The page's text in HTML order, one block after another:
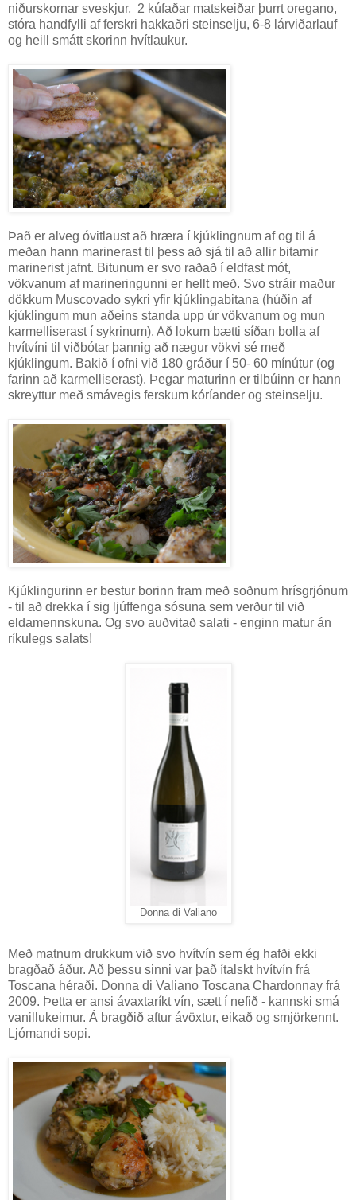
niðurskornar sveskjur, 2 kúfaðar matskeiðar þurrt oregano,
stóra handfylli af ferskri hakkaðri steinselju, 6-8 lárviðarlauf
og heill smátt skorinn hvítlaukur.
Það er alveg óvitlaust að hræra í kjúklingnum af og til á
meðan hann marinerast til þess að sjá til að allir bitarnir
marinerist jafnt. Bitunum er svo raðað í eldfast mót,
vökvanum af marineringunni er hellt með. Svo stráir maður
dökkum Muscovado sykri yfir kjúklingabitana (húðin af
kjúklingum mun aðeins standa upp úr vökvanum og mun
karmelliserast í sykrinum). Að lokum bætti síðan bolla af
hvítvíni til viðbótar þannig að nægur vökvi sé með
kjúklingum. Bakið í ofni við 180 gráður í 50- 60 mínútur (og
farinn að karmelliserast). Þegar maturinn er tilbúinn er hann
skreyttur með smávegis ferskum kóríander og steinselju.
Kjúklingurinn er bestur borinn fram með soðnum hrísgrjónum
- til að drekka í sig ljúffenga sósuna sem verður til við
eldamennskuna. Og svo auðvitað salati - enginn matur án
ríkulegs salats!
Donna di Valiano
Með matnum drukkum við svo hvítvín sem ég hafði ekki
bragðað áður. Að þessu sinni var það ítalskt hvítvín frá
Toscana héraði. Donna di Valiano Toscana Chardonnay frá
2009. Þetta er ansi ávaxtaríkt vín, sætt í nefið - kannski smá
vanillukeimur. Á bragðið aftur ávöxtur, eikað og smjörkennt.
Ljómandi sopi.